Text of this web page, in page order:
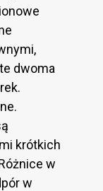
dwoma
krótkich
w
w